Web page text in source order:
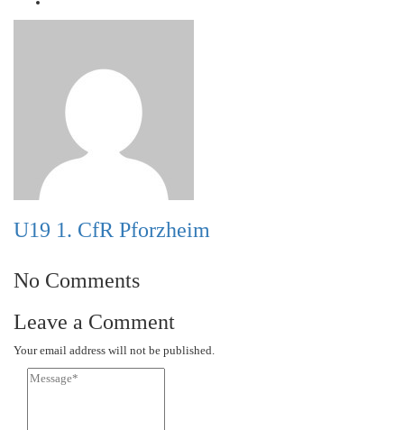
U19 1. CfR Pforzheim
No Comments
Leave a Comment
Your email address will not be published.